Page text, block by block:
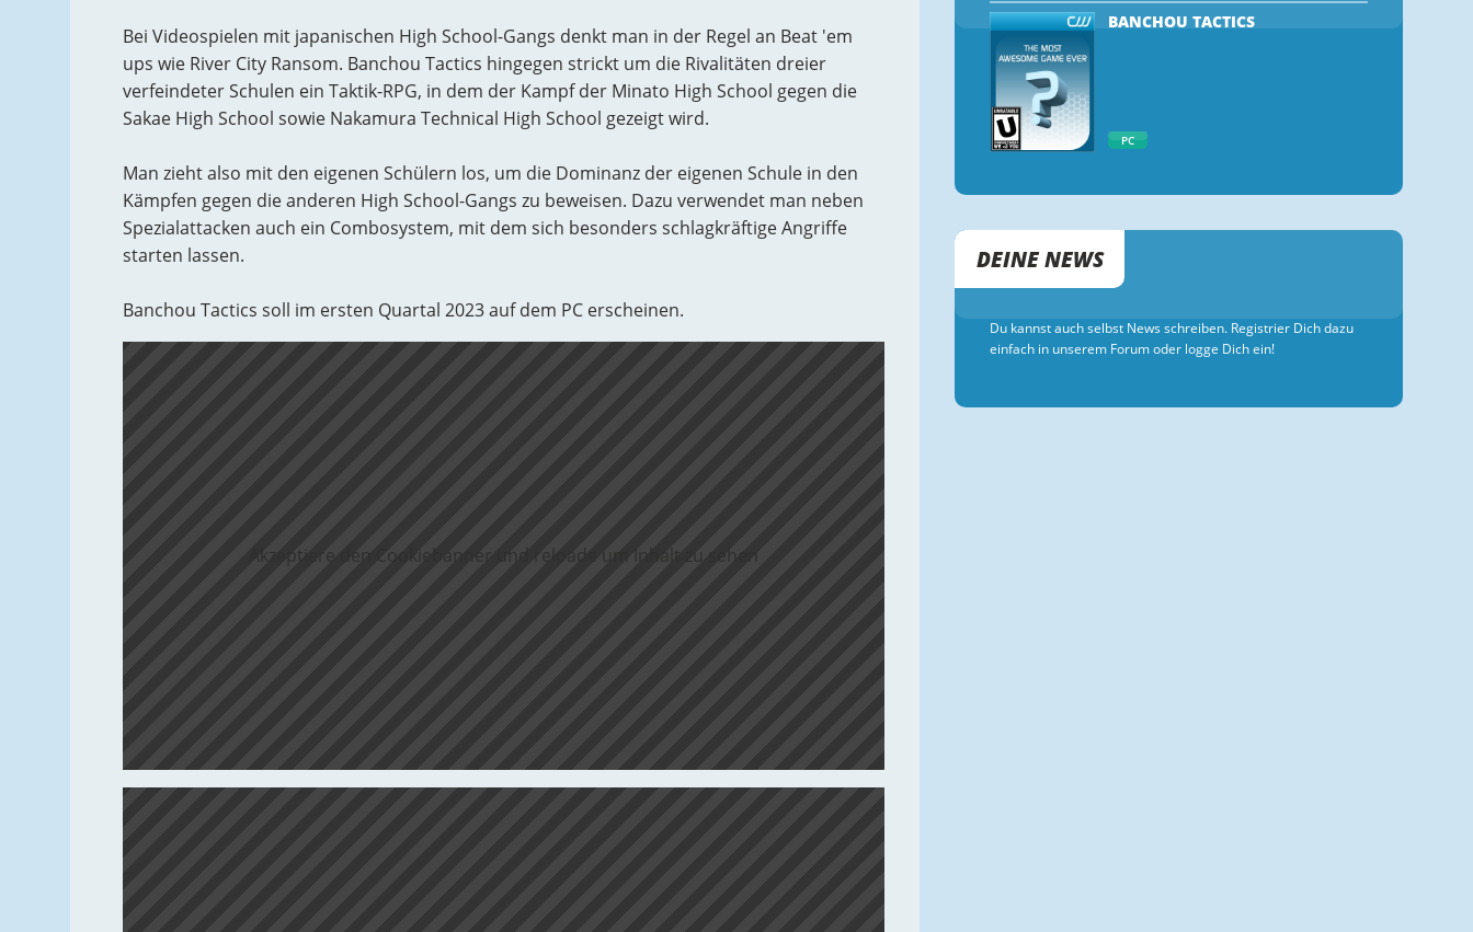
Bei Videospielen mit japanischen High School-Gangs denkt man in der Regel an Beat 'em
ups wie River City Ransom. Banchou Tactics hingegen strickt um die Rivalitäten dreier
verfeindeter Schulen ein Taktik-RPG, in dem der Kampf der Minato High School gegen die
Sakae High School sowie Nakamura Technical High School gezeigt wird.
Man zieht also mit den eigenen Schülern los, um die Dominanz der eigenen Schule in den
Kämpfen gegen die anderen High School-Gangs zu beweisen. Dazu verwendet man neben
Spezialattacken auch ein Combosystem, mit dem sich besonders schlagkräftige Angriffe
starten lassen.
Banchou Tactics soll im ersten Quartal 2023 auf dem PC erscheinen.
Akzeptiere den Cookiebanner und reloade um Inhalt zu sehen
BANCHOU TACTICS
PC
DEINE NEWS
Du kannst auch selbst News schreiben. Registrier Dich dazu
einfach in unserem Forum oder logge Dich ein!